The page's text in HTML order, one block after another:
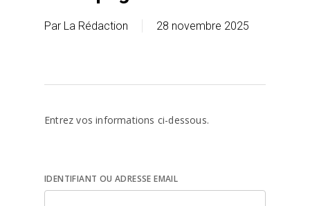
Par La Rédaction 28 novembre 2025
Entrez vos informations ci-dessous.
IDENTIFIANT OU ADRESSE EMAIL